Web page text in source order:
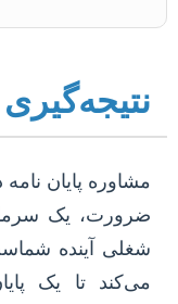
مشاوره پایان
ضرورت، یک
شغلی آینده
می‌کند تا یک